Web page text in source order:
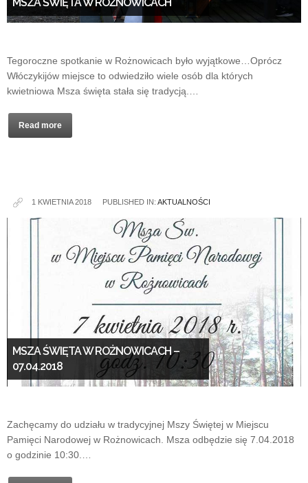
Tegoroczne spotkanie w Rożnowicach było wyjątkowe…Oprócz
Włóczykijów miejsce to odwiedziło wiele osób dla których
kwietniowa Msza święta stała się tradycją.…
Read more
1 KWIETNIA 2018 PUBLISHED IN: AKTUALNOŚCI
MSZA ŚWIĘTA W ROŻNOWICACH –
07.04.2018
Zachęcamy do udziału w tradycyjnej Mszy Świętej w Miejscu
Pamięci Narodowej w Rożnowicach. Msza odbędzie się 7.04.2018
o godzinie 10:30.…